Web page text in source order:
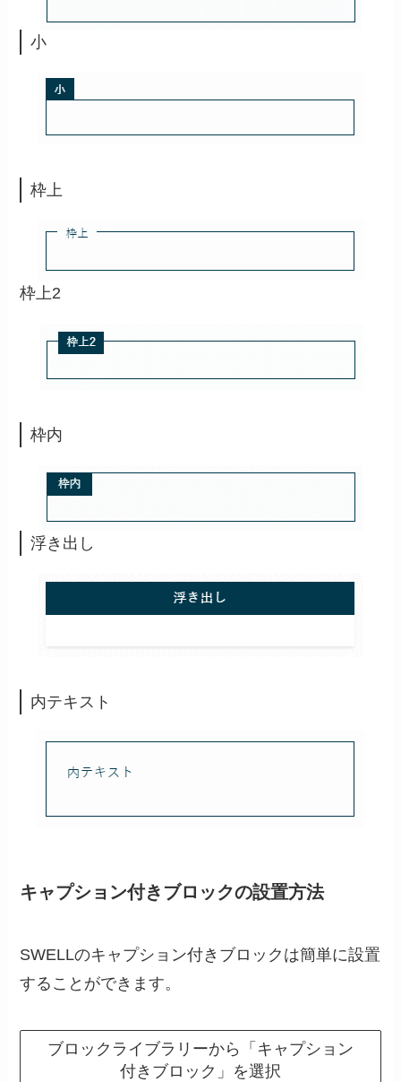
小
枠上
枠上2
枠内
浮き出し
内テキスト
キャプション付きブロックの設置方法
SWELLのキャプション付きブロックは簡単に設置
することができます。
ブロックライブラリーから「キャプション
付きブロック」を選択